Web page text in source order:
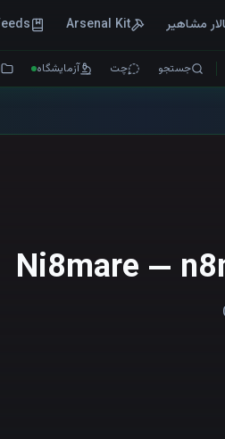
مشاهیر Arsenal Kit
جستجو چت آزمایشگاه
Ni8mare —